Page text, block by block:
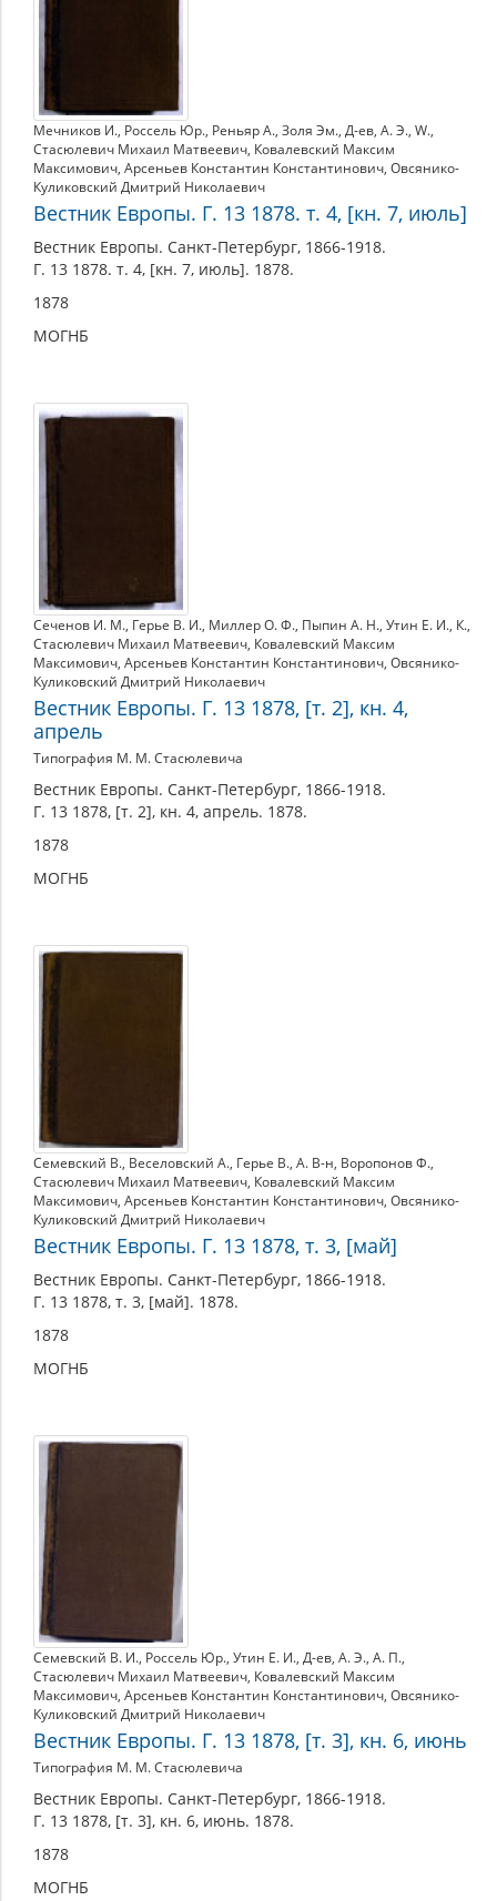
Мечников И., Россель Юр., Реньяр А., Золя Эм., Д-ев, А. Э., W.,
Стасюлевич Михаил Матвеевич, Ковалевский Максим
Максимович, Арсеньев Константин Константинович, Овсянико-
Куликовский Дмитрий Николаевич
Вестник Европы. Г. 13 1878. т. 4, [кн. 7, июль]
Вестник Европы. Санкт-Петербург, 1866-1918.
Г. 13 1878. т. 4, [кн. 7, июль]. 1878.
1878
МОГНБ
Сеченов И. М., Герье В. И., Миллер О. Ф., Пыпин А. Н., Утин Е. И., К.,
Стасюлевич Михаил Матвеевич, Ковалевский Максим
Максимович, Арсеньев Константин Константинович, Овсянико-
Куликовский Дмитрий Николаевич
Вестник Европы. Г. 13 1878, [т. 2], кн. 4,
апрель
Типография М. М. Стасюлевича
Вестник Европы. Санкт-Петербург, 1866-1918.
Г. 13 1878, [т. 2], кн. 4, апрель. 1878.
1878
МОГНБ
Семевский В., Веселовский А., Герье В., А. В-н, Воропонов Ф.,
Стасюлевич Михаил Матвеевич, Ковалевский Максим
Максимович, Арсеньев Константин Константинович, Овсянико-
Куликовский Дмитрий Николаевич
Вестник Европы. Г. 13 1878, т. 3, [май]
Вестник Европы. Санкт-Петербург, 1866-1918.
Г. 13 1878, т. 3, [май]. 1878.
1878
МОГНБ
Семевский В. И., Россель Юр., Утин Е. И., Д-ев, А. Э., А. П.,
Стасюлевич Михаил Матвеевич, Ковалевский Максим
Максимович, Арсеньев Константин Константинович, Овсянико-
Куликовский Дмитрий Николаевич
Вестник Европы. Г. 13 1878, [т. 3], кн. 6, июнь
Типография М. М. Стасюлевича
Вестник Европы. Санкт-Петербург, 1866-1918.
Г. 13 1878, [т. 3], кн. 6, июнь. 1878.
1878
МОГНБ